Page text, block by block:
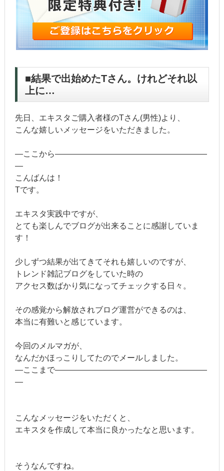
■結果で出始めたTさん。けれどそれ以
上に…
先日、エキスタご購入者様のTさん(男性)より、
こんな嬉しいメッセージをいただきました。
―ここから―――――――――――――――――――
―
こんばんは！
Tです。
エキスタ実践中ですが、
とても楽しんでブログが出来ることに感謝していま
す！
少しずつ結果が出てきてそれも嬉しいのですが、
トレンド雑記ブログをしていた時の
アクセス数ばかり気になってチェックする日々。
その感覚から解放されブログ運営ができるのは、
本当に有難いと感じています。
今回のメルマガが、
なんだかほっこりしてたのでメールしました。
―ここまで―――――――――――――――――――
―
こんなメッセージをいただくと、
エキスタを作成して本当に良かったなと思います。
そうなんですね。